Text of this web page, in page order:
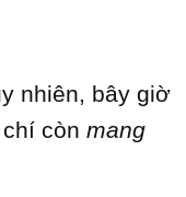
nhiên, bây giờ
còn mang